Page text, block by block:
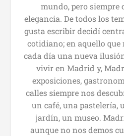
mundo, pero siempre
elegancia. De todos los
gusta escribir decidí
cotidiano; en aquello
cada día una nueva
vivir en Madrid y,
exposiciones,
calles siempre nos
un café, una pastelería,
jardín, un museo.
aunque no nos demos